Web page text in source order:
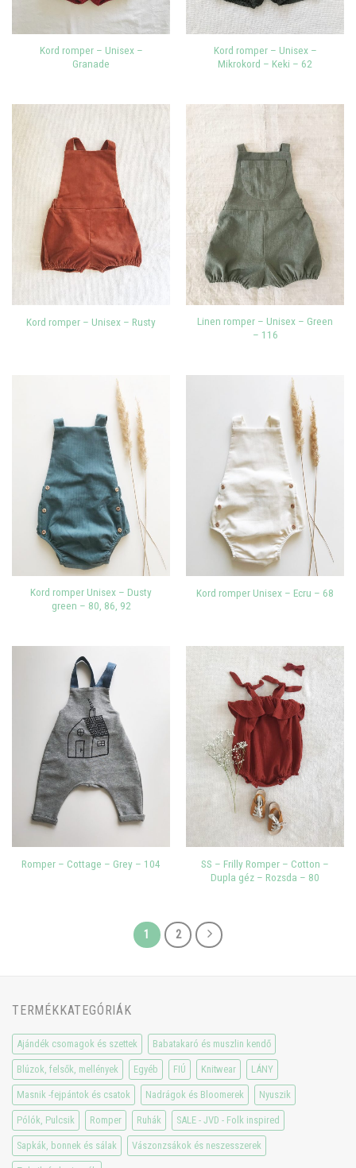
Kord romper – Unisex –
Granade
Kord romper – Unisex –
Mikrokord – Keki – 62
Kord romper – Unisex – Rusty
Linen romper – Unisex – Green
– 116
Kord romper Unisex – Dusty
green – 80, 86, 92
Kord romper Unisex – Ecru – 68
Romper – Cottage – Grey – 104
SS – Frilly Romper – Cotton –
Dupla géz – Rozsda – 80
1 2
TERMÉKKATEGÓRIÁK
Ajándék csomagok és szettek Babatakaró és muszlin kendő
Blúzok, felsők, mellények Egyéb FIÚ Knitwear LÁNY
Masnik -fejpántok és csatok Nadrágok és Bloomerek Nyuszik
Pólók, Pulcsik Romper Ruhák SALE - JVD - Folk inspired
Sapkák, bonnek és sálak Vászonzsákok és neszesszerek